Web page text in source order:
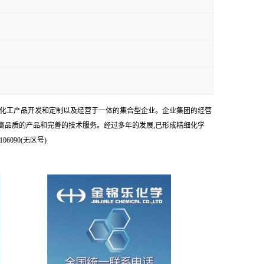
工产品开发和定制以及经营于一体的集合型企业。企业集团的经营
质的产品和完善的技术服务。经过多年的发展,已形成精细化学
无区号)